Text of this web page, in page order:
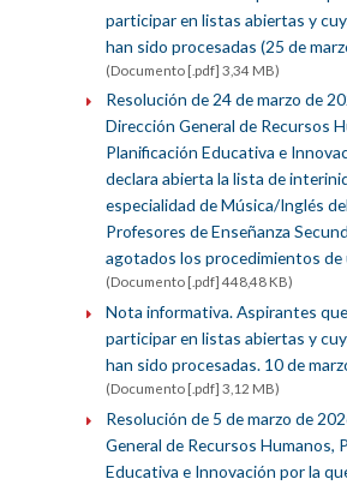
participar en listas abiertas y
han sido procesadas (25 de
(Documento [.pdf] 3,34 MB)
Resolución de 24 de marzo de
Dirección General de Recursos
Planificación Educativa e
declara abierta la lista de
especialidad de Música/Inglés
Profesores de Enseñanza
agotados los procedimientos de
(Documento [.pdf] 448,48 KB)
Nota informativa. Aspirantes
participar en listas abiertas y
han sido procesadas. 10 de
(Documento [.pdf] 3,12 MB)
Resolución de 5 de marzo de
General de Recursos Humanos,
Educativa e Innovación por la